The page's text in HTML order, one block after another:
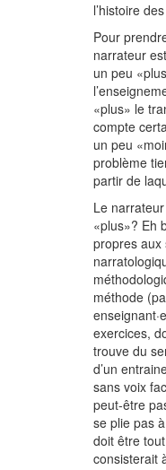
l’histoire
Pour
narrateur
un peu
«plus» le
compte
un peu
problème
partir de
Le
«plus»? Eh
propres aux
méthode
exercices,
trouve du
d’un
sans voix
peut-être
se plie pas
doit être
consisterait